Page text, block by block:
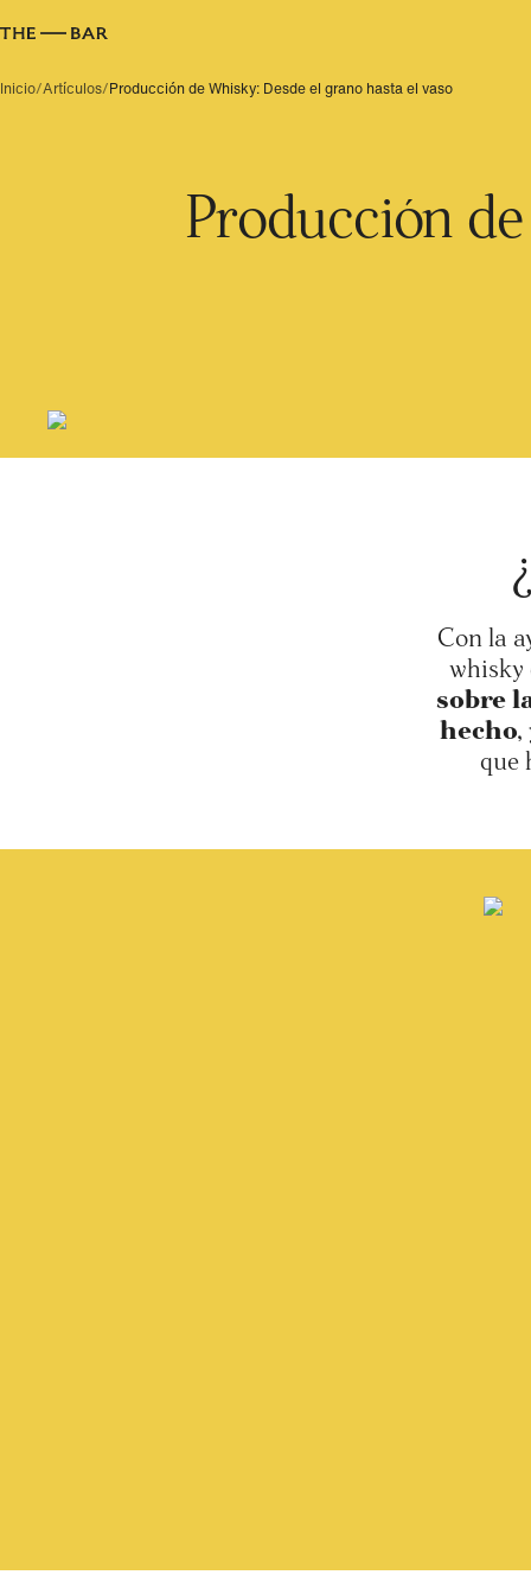
Inicio/Artículos/Producción de Whisky: Desde el grano hasta el vaso
Producción
Con la
whisky
sobre
hecho,
que